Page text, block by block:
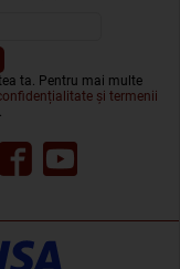
ta. Pentru mai multe
și termenii
.